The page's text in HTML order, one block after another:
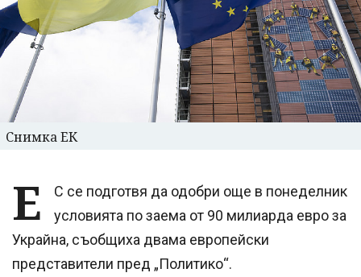
Снимка ЕК
Е
С се подготвя да одобри още в понеделник
условията по заема от 90 милиарда евро за
Украйна, съобщиха двама европейски
представители пред „Политико“.